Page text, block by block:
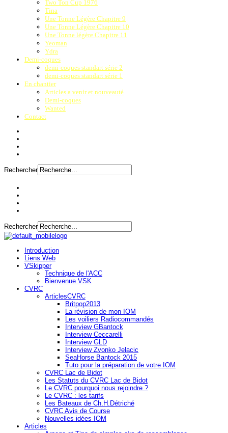
Two Ton Cup 1976
Tina
Une Tonne Légère Chapitre 9
Une Tonne Légère Chapitre 10
Une Tonne légère Chapitre 11
Yeoman
Ydra
Demi-coques
demi-coques standart série 2
demi-coques standart série 1
En chantier
Articles a venir et nouveauté
Demi-coques
Wanted
Contact
Rechercher
Rechercher
Introduction
Liens Web
VSkipper
Technique de l'ACC
Bienvenue VSK
CVRC
ArticlesCVRC
Britpop2013
La révision de mon IOM
Les voiliers Radiocommandés
Interview GBantock
Interview Ceccarelli
Interview GLD
Interview Zvonko Jelacic
SeaHorse Bantock 2015
Tuto pour la préparation de votre IOM
CVRC Lac de Bidot
Les Statuts du CVRC Lac de Bidot
Le CVRC pourquoi nous rejoindre ?
Le CVRC : les tarifs
Les Bateaux de Ch.H.Détriché
CVRC Avis de Course
Nouvelles idées IOM
Articles